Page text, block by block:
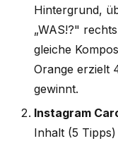
Hintergrund,
„WAS!?"
gleiche
Orange erzielt
gewinnt.
Instagram
Inhalt (5